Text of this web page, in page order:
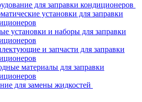
для заправки кондиционеров
установки для заправки
установки и наборы для заправки
и запчасти для заправки
материалы для заправки
для замены жидкостей